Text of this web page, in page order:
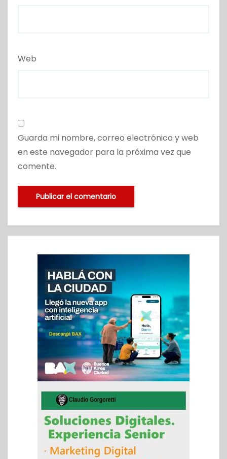
Web
Guarda mi nombre, correo electrónico y web
en este navegador para la próxima vez que
comente.